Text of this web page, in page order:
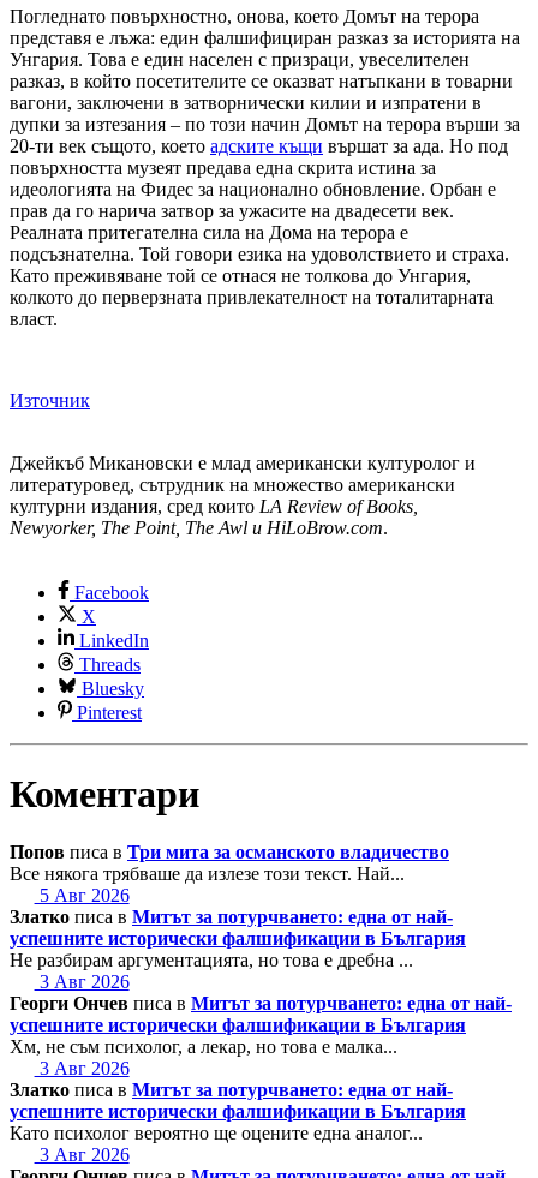
Погледнато повърхностно, онова, което Домът на терора
представя е лъжа: един фалшифициран разказ за историята на
Унгария. Това е един населен с призраци, увеселителен
разказ, в който посетителите се оказват натъпкани в товарни
вагони, заключени в затворнически килии и изпратени в
дупки за изтезания – по този начин Домът на терора върши за
20-ти век същото, което адските къщи вършат за ада. Но под
повърхността музеят предава една скрита истина за
идеологията на Фидес за национално обновление. Орбан е
прав да го нарича затвор за ужасите на двадесети век.
Реалната притегателна сила на Дома на терора е
подсъзнателна. Той говори езика на удоволствието и страха.
Като преживяване той се отнася не толкова до Унгария,
колкото до перверзната привлекателност на тоталитарната
власт.
Източник
Джейкъб Микановски е млад американски културолог и
литературовед, сътрудник на множество американски
културни издания, сред които LA Review of Books,
Newyorker, The Point, The Awl и HiLoBrow.com.
Facebook
X
LinkedIn
Threads
Bluesky
Pinterest
Коментари
Попов писа в Три мита за османското владичество
Все някога трябваше да излезе този текст. Най...
5 Авг 2026
Златко писа в Митът за потурчването: една от най-
успешните исторически фалшификации в България
Не разбирам аргументацията, но това е дребна ...
3 Авг 2026
Георги Ончев писа в Митът за потурчването: една от най-
успешните исторически фалшификации в България
Хм, не съм психолог, а лекар, но това е малка...
3 Авг 2026
Златко писа в Митът за потурчването: една от най-
успешните исторически фалшификации в България
Като психолог вероятно ще оцените една аналог...
3 Авг 2026